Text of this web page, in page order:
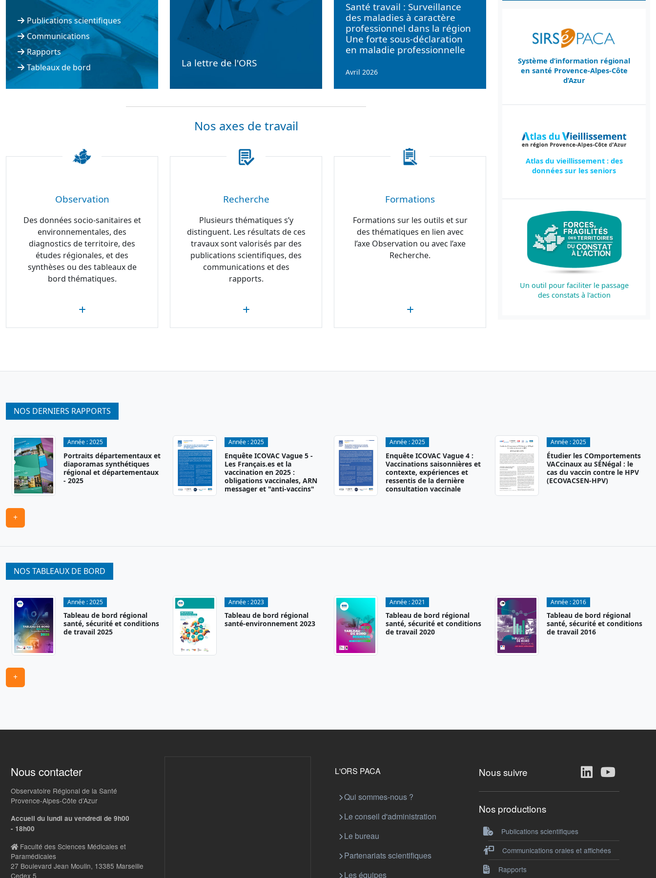
Publications scientifiques
Communications
Rapports
Tableaux de bord
La lettre de l'ORS
Santé travail : Surveillance
des maladies à caractère
professionnel dans la région
Une forte sous-déclaration
en maladie professionnelle
Avril 2026
Nos axes de travail
Observation
Des données socio-sanitaires et
environnementales, des
diagnostics de territoire, des
études régionales, et des
synthèses ou des tableaux de
bord thématiques.
Recherche
Plusieurs thématiques s’y
distinguent. Les résultats de ces
travaux sont valorisés par des
publications scientifiques, des
communications et des
rapports.
Formations
Formations sur les outils et sur
des thématiques en lien avec
l’axe Observation ou avec l’axe
Recherche.
Système d’information régional
en santé Provence-Alpes-Côte
d’Azur
Atlas du vieillissement : des
données sur les seniors
Un outil pour faciliter le passage
des constats à l’action
NOS DERNIERS RAPPORTS
Année :2025
Portraits départementaux et
diaporamas synthétiques
régional et départementaux
- 2025
Année :2025
Enquête ICOVAC Vague 5 -
Les Français.es et la
vaccination en 2025 :
obligations vaccinales, ARN
messager et "anti-vaccins"
Année :2025
Enquête ICOVAC Vague 4 :
Vaccinations saisonnières et
contexte, expériences et
ressentis de la dernière
consultation vaccinale
Année :2025
Étudier les COmportements
VACcinaux au SÉNégal : le
cas du vaccin contre le HPV
(ECOVACSEN-HPV)
+
NOS TABLEAUX DE BORD
Année :2025
Tableau de bord régional
santé, sécurité et conditions
de travail 2025
Année :2023
Tableau de bord régional
santé-environnement 2023
Année :2021
Tableau de bord régional
santé, sécurité et conditions
de travail 2020
Année :2016
Tableau de bord régional
santé, sécurité et conditions
de travail 2016
+
Nous contacter
Observatoire Régional de la Santé
Provence-Alpes-Côte d’Azur
Accueil du lundi au vendredi de 9h00
- 18h00
Faculté des Sciences Médicales et
Paramédicales
27 Boulevard Jean Moulin, 13385 Marseille
Cedex 5
L'ORS PACA
Qui sommes-nous ?
Le conseil d'administration
Le bureau
Partenariats scientifiques
Les équipes
Nous suivre
Nos productions
Publications scientifiques
Communications orales et affichées
Rapports